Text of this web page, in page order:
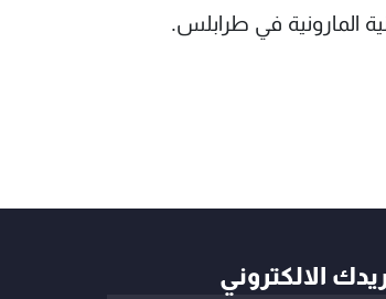
المارونية في طرابلس.
الالكتروني